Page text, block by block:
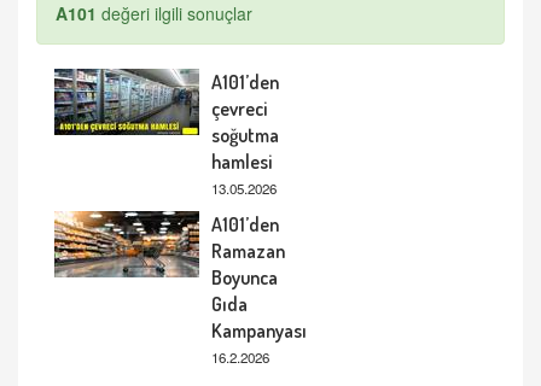
A101 değeri ilgili sonuçlar
A101’den
çevreci
soğutma
hamlesi
13.05.2026
A101’den
Ramazan
Boyunca
Gıda
Kampanyası
16.2.2026